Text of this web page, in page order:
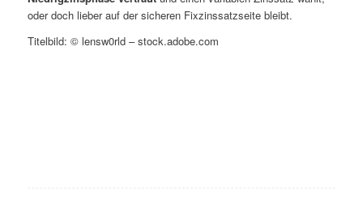
oder doch lieber auf der sicheren Fixzinssatzseite bleibt.
Titelbild: © lensw0rld – stock.adobe.com